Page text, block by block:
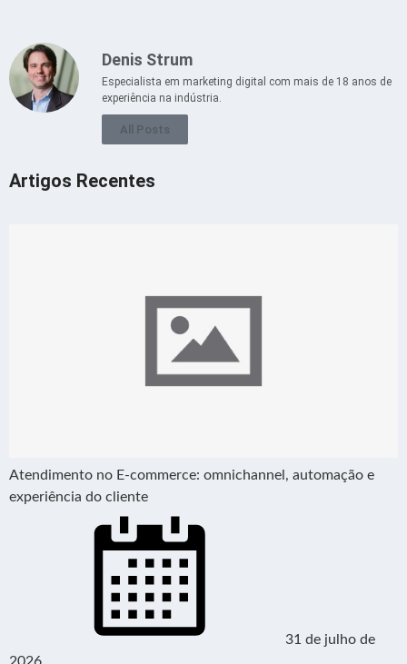
Denis Strum
Especialista em marketing digital com mais de 18 anos de
experiência na indústria.
All Posts
Artigos Recentes
Atendimento no E-commerce: omnichannel, automação e
experiência do cliente
31 de julho de